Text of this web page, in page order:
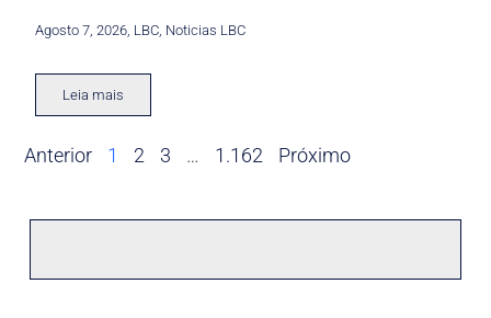
Agosto 7, 2026 LBC Noticias LBC
Leia mais
Anterior 1 2 3 … 1.162 Próximo